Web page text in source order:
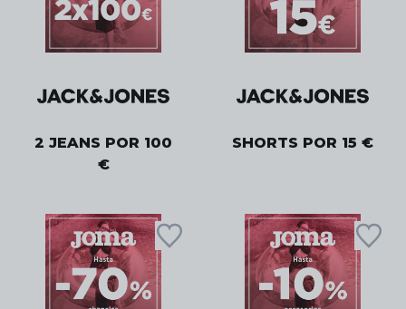
2 JEANS POR 100
€
SHORTS POR 15 €